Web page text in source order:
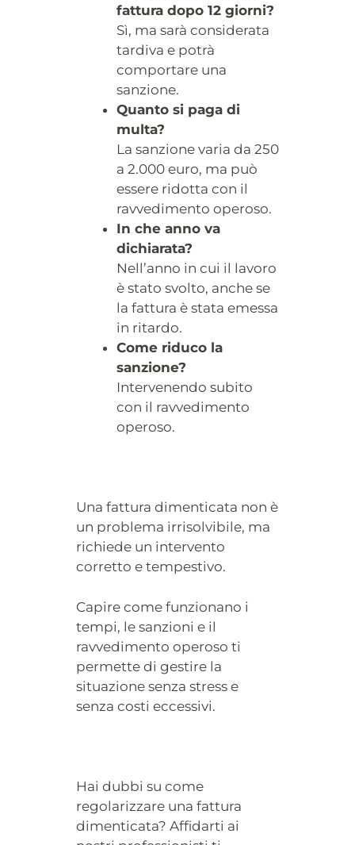
fattura dopo 12 giorni?
Sì, ma sarà considerata
tardiva e potrà
comportare una
sanzione.
Quanto si paga di
multa?
La sanzione varia da 250
a 2.000 euro, ma può
essere ridotta con il
ravvedimento operoso.
In che anno va
dichiarata?
Nell’anno in cui il lavoro
è stato svolto, anche se
la fattura è stata emessa
in ritardo.
Come riduco la
sanzione?
Intervenendo subito
con il ravvedimento
operoso.
Una fattura dimenticata non è
un problema irrisolvibile, ma
richiede un intervento
corretto e tempestivo.
Capire come funzionano i
tempi, le sanzioni e il
ravvedimento operoso ti
permette di gestire la
situazione senza stress e
senza costi eccessivi.
Hai dubbi su come
regolarizzare una fattura
dimenticata? Affidarti ai